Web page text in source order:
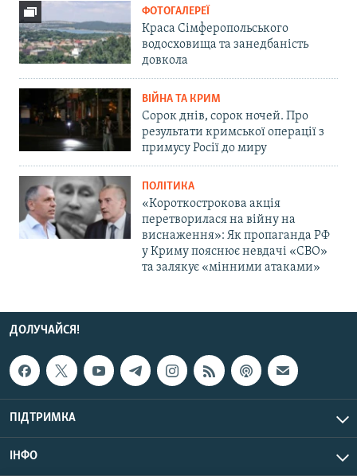
ФОТОГАЛЕРЕЇ
Краса Сімферопольського
водосховища та занедбаність
довкола
ВІЙНА ТА КРИМ
Сорок днів, сорок ночей. Про
результати кримської операції з
примусу Росії до миру
ПОЛІТИКА
«Короткострокова акція
перетворилася на війну на
виснаження»: Як пропаганда РФ
у Криму пояснює невдачі «СВО»
та залякує «мінними атаками»
ДОЛУЧАЙСЯ!
ПІДТРИМКА
ІНФО